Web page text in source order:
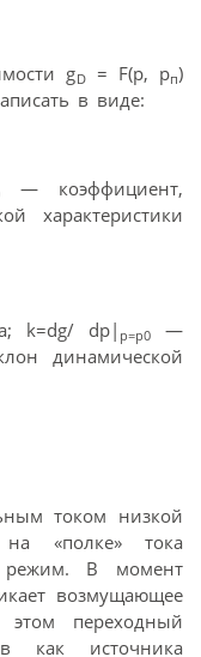
gD= F(p, рп)
в виде:
— коэффициент,
характеристики
k=dg/ dp| p=p0
—
динамической
током низкой
«полке» тока
режим. В момент
возмущающее
этом переходный
как источника